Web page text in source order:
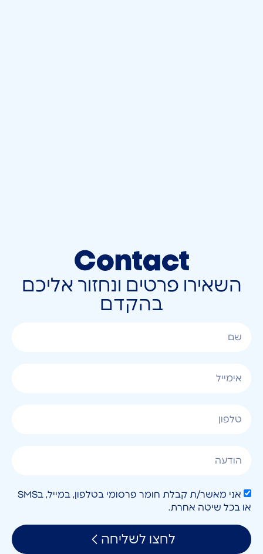
Contact
השאירו פרטים ונחזור אליכם
בהקדם
אני מאשר/ת קבלת חומר פרסומי בטלפון, במייל, בSMS
או בכל שיטה אחרת.
לחצו לשליחה